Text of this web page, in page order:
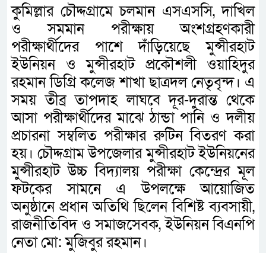
কুমিল্লার চৌদ্দগ্রামে চলমান এসএসসি, দাখিল
ও সমমান পরীক্ষায় অংশগ্রহণকারী
পরীক্ষার্থীদের পাশে দাঁড়িয়েছে মুন্সীরহাট
ইউনিয়ন ও মুন্সীরহাট প্রকৌশলী ওয়াহিদুর
রহমান ডিগ্রি কলেজ শাখা ছাত্রদল নেতৃবৃন্দ। এ
সময় তীব্র তাপদাহ লাঘবে দূর-দুরান্ত থেকে
আসা পরীক্ষার্থীদের মাঝে ঠান্ডা পানি ও দলীয়
প্রচারনা সম্বলিত পরীক্ষার রুটিন বিতরণ করা
হয়। চৌদ্দগ্রাম উপজেলার মুন্সীরহাট ইউনিয়নের
মুন্সীরহাট উচ্চ বিদ্যালয় পরীক্ষা কেন্দ্রের মূল
ফটকের সামনে এ উপলক্ষে আয়োজিত
অনুষ্ঠানে প্রধান অতিথি ছিলেন বিশিষ্ট ব্যবসায়ী,
রাজনীতিবিদ ও সমাজসেবক, ইউনিয়ন বিএনপি
নেতা মো: মুজিবুর রহমান।